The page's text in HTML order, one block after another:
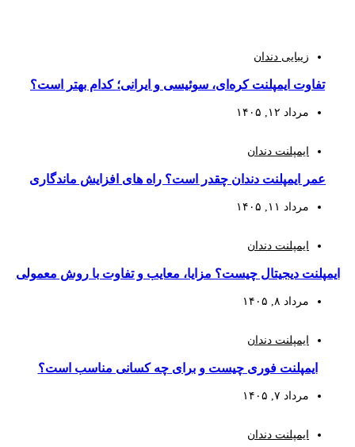
زیبایی دندان
تفاوت ایمپلنت کره‌ای، سوئیسی و ایرانی؛ کدام بهتر است؟
مرداد ۱۲, ۱۴۰۵
ایمپلنت دندان
عمر ایمپلنت دندان چقدر است؟ راه‌ های افزایش ماندگاری
مرداد ۱۱, ۱۴۰۵
ایمپلنت دندان
ایمپلنت دیجیتال چیست؟ مزایا، معایب و تفاوت با روش معمولی
مرداد ۸, ۱۴۰۵
ایمپلنت دندان
ایمپلنت فوری چیست و برای چه کسانی مناسب است؟
مرداد ۷, ۱۴۰۵
ایمپلنت دندان